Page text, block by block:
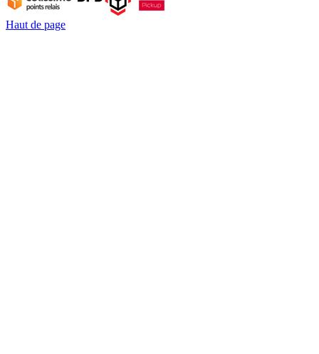
Haut de page